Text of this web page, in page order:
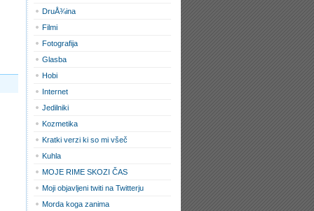
DruÅ¾ina
Filmi
Fotografija
Glasba
Hobi
Internet
Jedilniki
Kozmetika
Kratki verzi ki so mi všeč
Kuhla
MOJE RIME SKOZI ČAS
Moji objavljeni twiti na Twitterju
Morda koga zanima